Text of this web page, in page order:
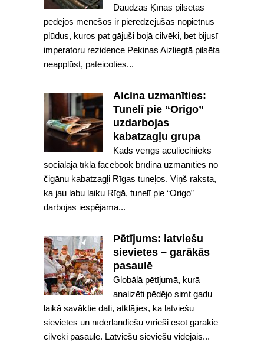
Daudzas Ķīnas pilsētas
pēdējos mēnešos ir pieredzējušas nopietnus
plūdus, kuros pat gājuši bojā cilvēki, bet bijusī
imperatoru rezidence Pekinas Aizliegtā pilsēta
neapplūst, pateicoties...
Aicina uzmanīties:
Tunelī pie “Origo”
uzdarbojas
kabatzagļu grupa
Kāds vērīgs aculiecinieks
sociālajā tīklā facebook brīdina uzmanīties no
čigānu kabatzagļi Rīgas tuneļos. Viņš raksta,
ka jau labu laiku Rīgā, tunelī pie “Origo”
darbojas iespējama...
Pētījums: latviešu
sievietes – garākās
pasaulē
Globālā pētījumā, kurā
analizēti pēdējo simt gadu
laikā savāktie dati, atklājies, ka latviešu
sievietes un nīderlandiešu vīrieši esot garākie
cilvēki pasaulē. Latviešu sieviešu vidējais...